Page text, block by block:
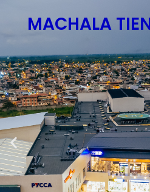
MACHALA